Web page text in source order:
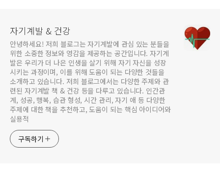
자기계발 & 건강
안녕하세요! 저희 블로그는 자기계발에 관심 있는 분들을
위한 소중한 정보와 영감을 제공하는 공간입니다. 자기계
발은 우리가 더 나은 인생을 살기 위해 자기 자신을 성장
시키는 과정이며, 이를 위해 도움이 되는 다양한 것들을
소개하고 있습니다. 저희 블로그에서는 다양한 주제와 관
련된 자기계발 책 & 건강 등을 다루고 있습니다. 인간관
계, 성공, 행복, 습관 형성, 시간 관리, 자기 애 등 다양한
주제에 대한 책을 추천하고, 도움이 되는 핵심 아이디어와
실용적
구독하기